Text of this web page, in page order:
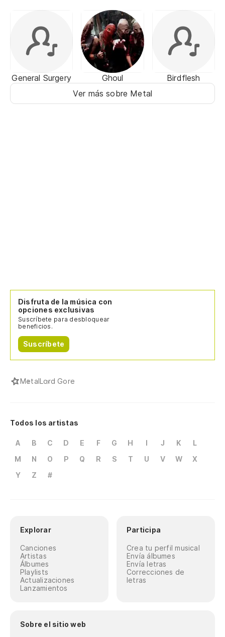
General Surgery Ghoul
Birdflesh
Ver más sobre Metal
Disfruta de la música con
opciones exclusivas
Suscríbete para desbloquear
beneficios.
Suscríbete
MetalLord Gore
Todos los artistas
A B C D E F G H I J K
L
M
N O P Q R S T U V W
X
Y
Z #
Explorar
Canciones
Artistas
Álbumes
Playlists
Actualizaciones
Lanzamientos
Participa
Crea tu perfil musical
Envía álbumes
Envía letras
Correcciones de
letras
Sobre el sitio web